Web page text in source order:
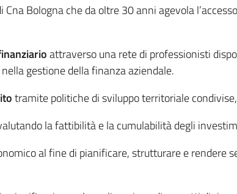
Bologna che da oltre 30 anni agevola
attraverso una rete di professionisti
gestione della finanza aziendale.
tramite politiche di sviluppo territoriale
la fattibilità e la cumulabilità degli
al fine di pianificare, strutturare e